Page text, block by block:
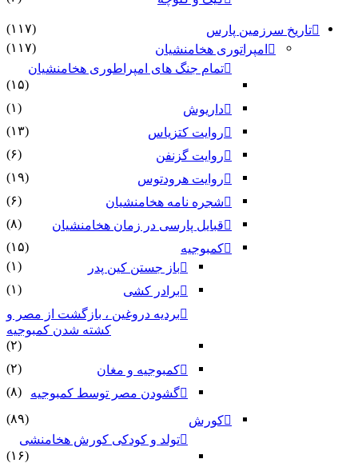
تاریخ سرزمین پارس
(۱۱۷)
امپراتوری هخامنشیان
(۱۱۷)
تمام جنگ های امپراطوری هخامنشیان
(۱۵)
داریوش
(۱)
روایت کتزیاس
(۱۳)
روایت گزنفن
(۶)
روایت هرودتوس
(۱۹)
شجره نامه هخامنشیان
(۶)
قبایل پارسی در زمان هخامنشیان
(۸)
کمبوجیه
(۱۵)
باز جستن کین پدر
(۱)
برادر کشی
(۱)
بردیه دروغین ، بازگشت از مصر و
کشته شدن کمبوجیه
(۲)
کمبوجیه و مغان
(۲)
گشودن مصر توسط کمبوجیه
(۸)
کورش
(۸۹)
تولد و کودکی کورش هخامنشی
(۱۶)